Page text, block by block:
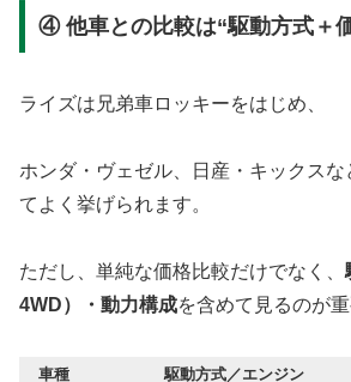
④ 他車との比較は“駆動方式＋
ライズは兄弟車ロッキーをはじめ、
ホンダ・ヴェゼル、日産・キックス
てよく挙げられます。
ただし、単純な価格比較だけでなく、
4WD）・動力構成を含めて見るのが重
車種 駆動方式／エンジン